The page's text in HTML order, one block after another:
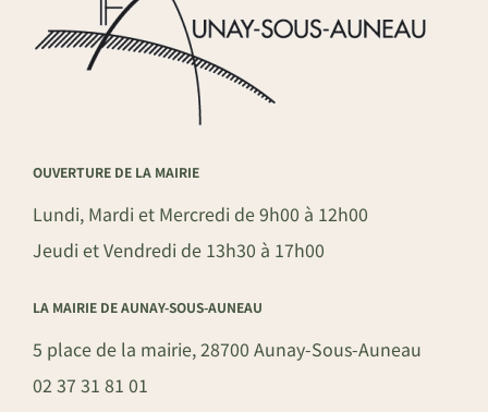
OUVERTURE DE LA MAIRIE
Lundi, Mardi et Mercredi de 9h00 à 12h00
Jeudi et Vendredi de 13h30 à 17h00
LA MAIRIE DE AUNAY-SOUS-AUNEAU
5 place de la mairie, 28700 Aunay-Sous-Auneau
02 37 31 81 01